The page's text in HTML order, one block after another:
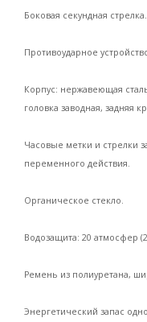
Боковая секундная стрелка.
Противоударное
Корпус: нержавеющая
головка заводная, задняя
Часовые метки и стрелки
переменного действия.
Органическое стекло.
Водозащита: 20 атмосфер
Ремень из полиуретана,
Энергетический запас